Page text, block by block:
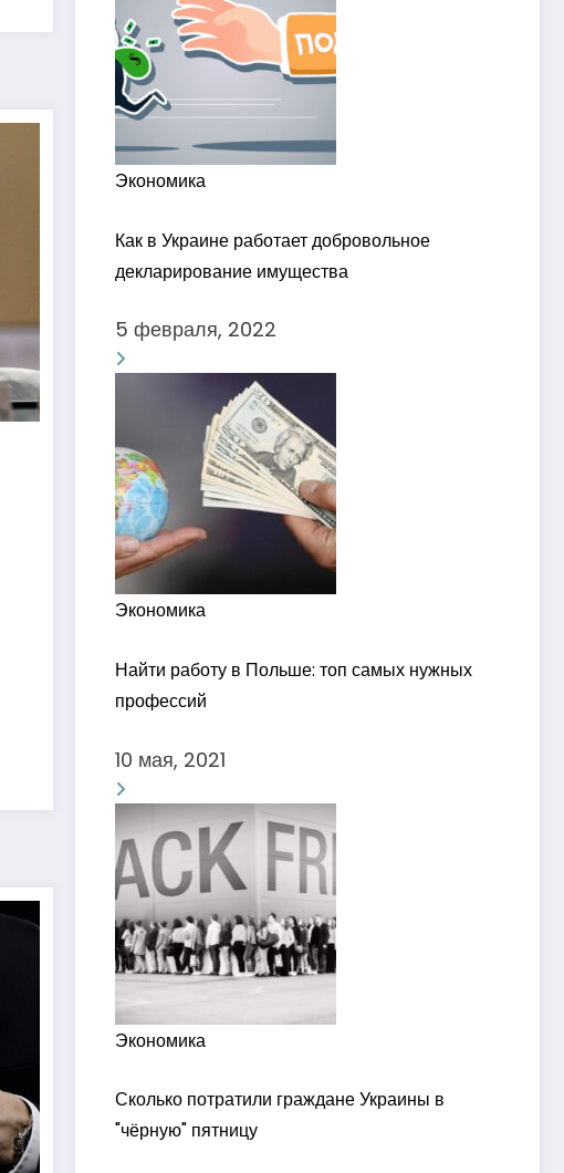
Экономика
Как в Украине работает добровольное
декларирование имущества
5 февраля, 2022
Экономика
Найти работу в Польше: топ самых нужных
профессий
10 мая, 2021
Экономика
Сколько потратили граждане Украины в
"чёрную" пятницу